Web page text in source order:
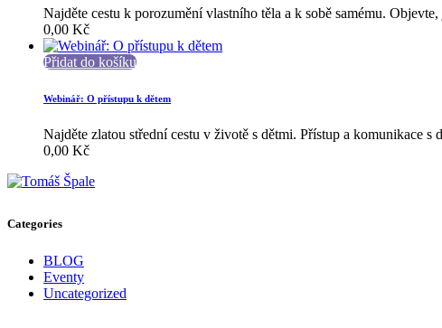
Najděte cestu k porozumění vlastního těla a k sobě samému.
0,00 Kč
Přidat do košíku
Webinář: O přístupu k dětem
Najděte zlatou střední cestu v životě s dětmi. Přístup a komunikace s
0,00 Kč
Categories
BLOG
Eventy
Uncategorized